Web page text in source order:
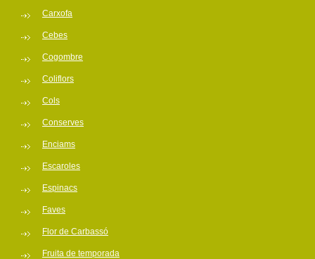
Carxofa
Cebes
Cogombre
Coliflors
Cols
Conserves
Enciams
Escaroles
Espinacs
Faves
Flor de Carbassó
Fruita de temporada